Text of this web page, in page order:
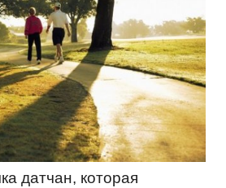
датчан, которая